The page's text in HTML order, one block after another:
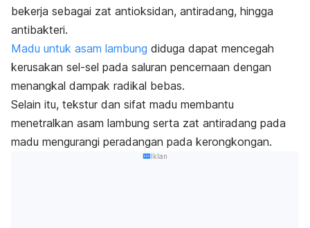
bekerja sebagai zat antioksidan, antiradang, hingga
antibakteri.
Madu untuk asam lambung diduga dapat mencegah
kerusakan sel-sel pada saluran pencernaan dengan
menangkal dampak radikal bebas.
Selain itu, tekstur dan sifat madu membantu
menetralkan asam lambung serta zat antiradang pada
madu mengurangi peradangan pada kerongkongan.
Iklan